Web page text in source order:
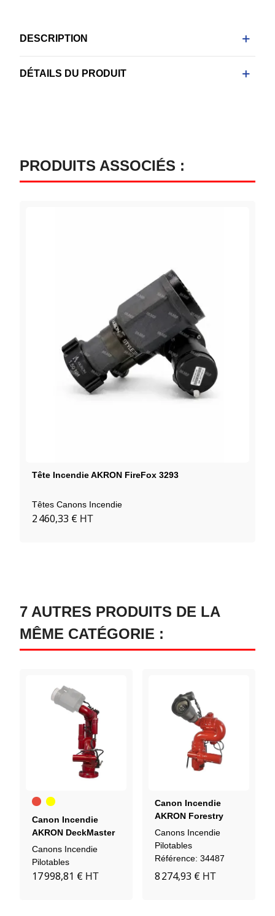
DESCRIPTION
DÉTAILS DU PRODUIT
PRODUITS ASSOCIÉS :
Tête Incendie AKRON FireFox 3293
Têtes Canons Incendie
2 460,33 € HT
7 AUTRES PRODUITS DE LA
MÊME CATÉGORIE :
RougeJaune
Canon Incendie
AKRON DeckMaster
3440
Canons Incendie
Pilotables
17 998,81 € HT
Canon Incendie
AKRON Forestry
3462
Canons Incendie
Pilotables
Référence: 34487
8 274,93 € HT